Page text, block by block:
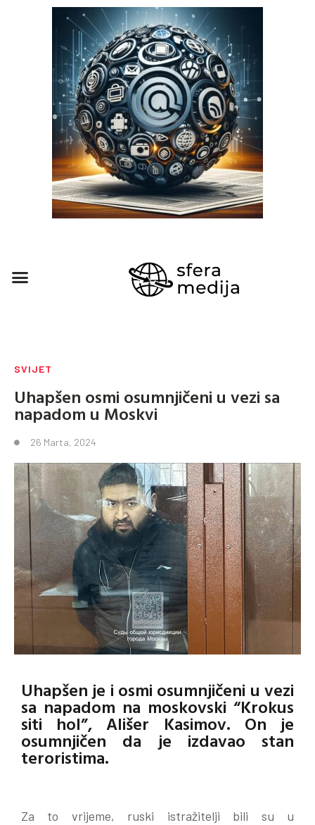
SVIJET
Uhapšen osmi osumnjičeni u vezi sa
napadom u Moskvi
26 Marta, 2024
Uhapšen je i osmi osumnjičeni u vezi
sa napadom na moskovski “Krokus
siti hol”, Ališer Kasimov. On je
osumnjičen da je izdavao stan
teroristima.
Za to vrijeme, ruski istražitelji bili su u